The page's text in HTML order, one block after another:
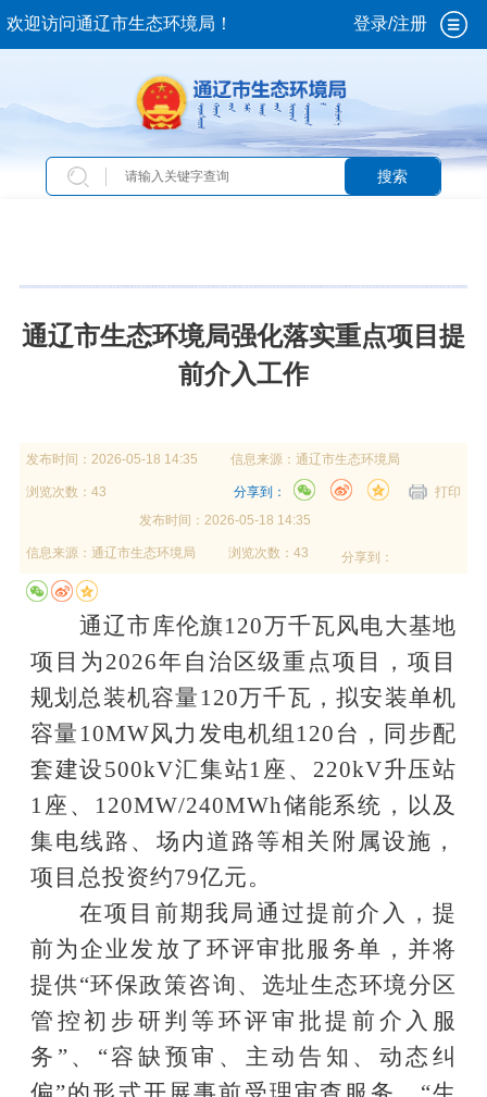
欢迎访问通辽市生态环境局！ 登录/注册
搜索
当前位置：首页>政务公开>政府信息公开>法
通辽市生态环境局强化落实重点项目提
前介入工作
发布时间： 2026-05-18 14:35 信息来源： 通辽市生态环境局
浏览次数：43 打印
分享到：
发布时间： 2026-05-18 14:35
信息来源： 通辽市生态环境局 浏览次数：43 分享到：
通辽市库伦旗120万千瓦风电大基地
项目为 2026年自治区级重点项目，项目
规划总装机容量 120万千瓦，拟安装单机
容量 10MW风力发电机组 120 台，同步配
套建设500kV汇集站1 座、 220kV升压站
1 座、 120MW/240MWh储能系统，以及
集电线路、场内道路等相关附属设施，
项目总投资约79亿元。
在项目前期我局通过提前介入，提
前为企业发放了环评审批服务单，并将
提供“环保政策咨询、选址生态环境分区
管控初步研判等环评审批提前介入服
务”、“容缺预审、主动告知、动态纠